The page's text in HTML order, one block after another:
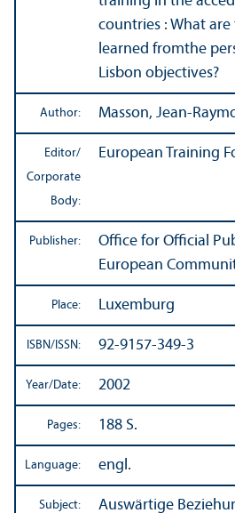
countries : What
learned fromthe
Lisbon objectives?
Author: Masson, Jean-
Editor/
Corporate
Body:
European Training
Publisher:
Office for Official
European
Place: Luxemburg
ISBN/ISSN: 92-9157-349-3
Year/Date: 2002
Pages: 188 S.
Language: engl.
Subject: Auswärtige